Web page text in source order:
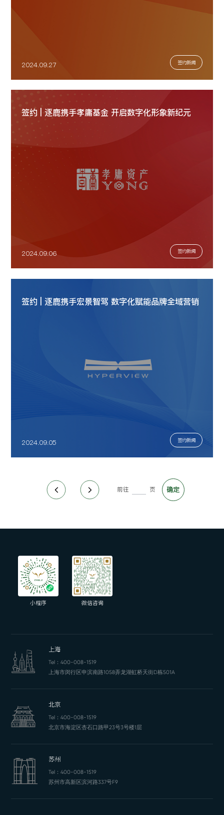
2024.09.27 签约新闻
签约 | 逐鹿携手孝庸基金 开启数字化形象新纪元
2024.09.06 签约新闻
签约 | 逐鹿携手宏景智驾 数字化赋能品牌全域营销
2024.09.05 签约新闻
前往 页
小程序 微信咨询
上海
Tel： 400-008-1519
上海市闵行区申滨南路1058弄龙湖虹桥天街D栋501A
北京
Tel： 400-008-1519
北京市海淀区杏石口路甲23号3号楼1层
苏州
Tel： 400-008-1519
苏州市高新区滨河路337号F9